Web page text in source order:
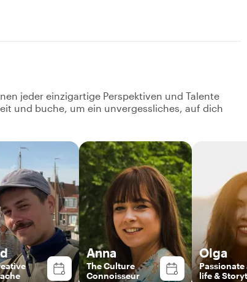
jeder einzigartige Perspektiven und Talente
und buche, um ein unvergessliches, auf dich
Anna
The Culture
Connoisseur
Olga
Passionate
life &